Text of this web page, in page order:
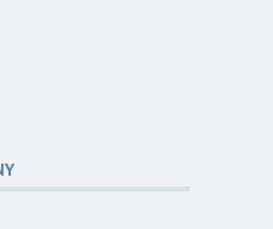
pielęgniarz